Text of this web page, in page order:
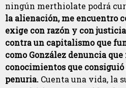
ningún merthiolate podrá
la alienación, me encuentro
exige con razón y con
contra un capitalismo que
como González denuncia
conocimientos que
penuria. Cuenta una vida, la